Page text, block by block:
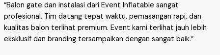
“Balon gate dan instalasi dari Event Inflatable sangat
profesional. Tim datang tepat waktu, pemasangan rapi, dan
kualitas balon terlihat premium. Event kami terlihat jauh lebih
eksklusif dan branding tersampaikan dengan sangat baik.”